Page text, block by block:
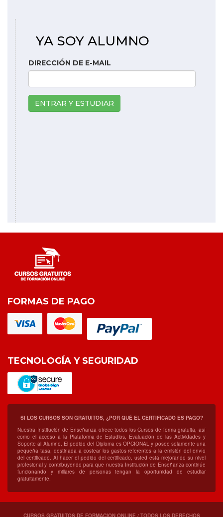
YA SOY ALUMNO
DIRECCIÓN DE E-MAIL
ENTRAR Y ESTUDIAR
FORMAS DE PAGO
TECNOLOGÍA Y SEGURIDAD
SI LOS CURSOS SON GRATUITOS, ¿POR QUÉ EL CERTIFICADO ES PAGO?
Nuestra Institución de Enseñanza ofrece todos los Cursos de forma gratuita, así
como el acceso a la Plataforma de Estudios, Evaluación de las Actividades y
Soporte al Alumno. El pedido del Diploma es OPCIONAL y posee solamente una
pequeña tasa, destinada a costear los gastos referentes a la emisión del envío
del certificado. Al hacer el pedido del certificado, usted está mejorando su nivel
profesional y contribuyendo para que nuestra Institución de Enseñanza continúe
funcionando y millares de personas tengan la oportunidad de estudiar
gratuitamente.
CURSOS GRATUITOS DE FORMACION ONLINE / TODOS LOS DERECHOS